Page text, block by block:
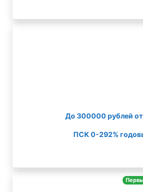
До 300000 рублей от
ПСК 0-292%